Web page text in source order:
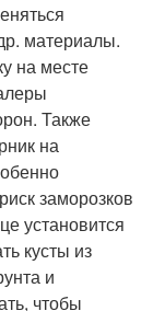
материалы.
на месте
Также
на
заморозков
установится
кусты из
и
чтобы